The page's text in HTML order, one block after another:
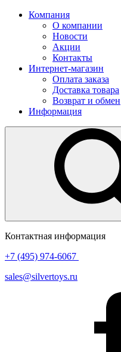
Компания
О компании
Новости
Акции
Контакты
Интернет-магазин
Оплата заказа
Доставка товара
Возврат и обмен
Информация
Контактная информация
+7 (495) 974-6067
sales@silvertoys.ru